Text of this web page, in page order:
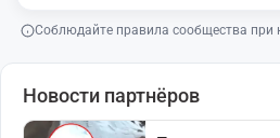
Соблюдайте правила сообщества при